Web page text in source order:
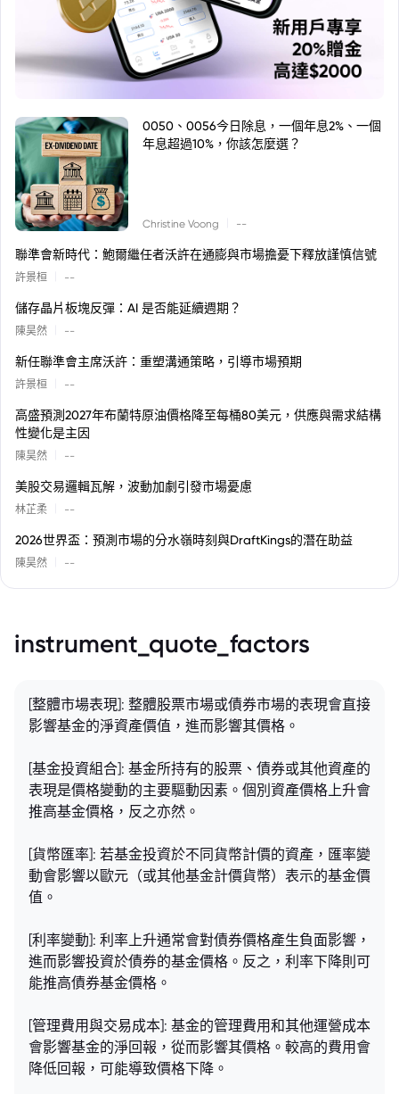
0050、0056今日除息，一個年息2%、一個
年息超過10%，你該怎麼選？
Christine Voong --
聯準會新時代：鮑爾繼任者沃許在通膨與市場擔憂下釋放謹慎信號
許景桓 --
儲存晶片板塊反彈：AI 是否能延續週期？
陳昊然 --
新任聯準會主席沃許：重塑溝通策略，引導市場預期
許景桓 --
高盛預測2027年布蘭特原油價格降至每桶80美元，供應與需求結構
性變化是主因
陳昊然 --
美股交易邏輯瓦解，波動加劇引發市場憂慮
林芷柔 --
2026世界盃：預測市場的分水嶺時刻與DraftKings的潛在助益
陳昊然 --
instrument_quote_factors
[整體市場表現]: 整體股票市場或債券市場的表現會直接
影響基金的淨資產價值，進而影響其價格。
[基金投資組合]: 基金所持有的股票、債券或其他資產的
表現是價格變動的主要驅動因素。個別資產價格上升會
推高基金價格，反之亦然。
[貨幣匯率]: 若基金投資於不同貨幣計價的資產，匯率變
動會影響以歐元（或其他基金計價貨幣）表示的基金價
值。
[利率變動]: 利率上升通常會對債券價格產生負面影響，
進而影響投資於債券的基金價格。反之，利率下降則可
能推高債券基金價格。
[管理費用與交易成本]: 基金的管理費用和其他運營成本
會影響基金的淨回報，從而影響其價格。較高的費用會
降低回報，可能導致價格下降。